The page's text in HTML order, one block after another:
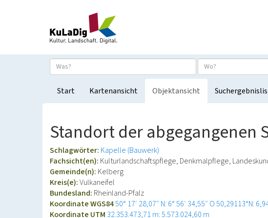
Start Kartenansicht Objektansicht
Standort der abgegangenen
Schlagwörter: Kapelle (Bauwerk)
Fachsicht(en): Kulturlandschaftspflege, Denkmalpflege,
Gemeinde(n): Kelberg
Kreis(e):Vulkaneifel
Bundesland: Rheinland-Pfalz
Koordinate WGS8450° 17′ 28,07″ N: 6° 56′ 34,55″ O50,29113°N:
Koordinate UTM 32.353.473,71 m: 5.573.024,60 m